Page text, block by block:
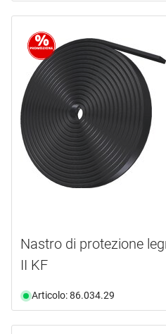
Nastro di protezione
II KF
Articolo: 86.034.29